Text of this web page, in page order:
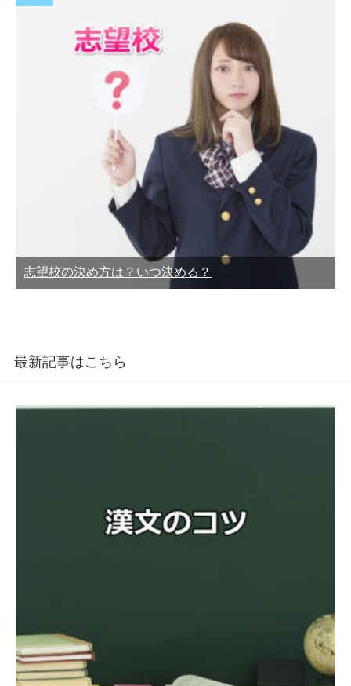
志望校の決め方は？いつ決める？
最新記事はこちら